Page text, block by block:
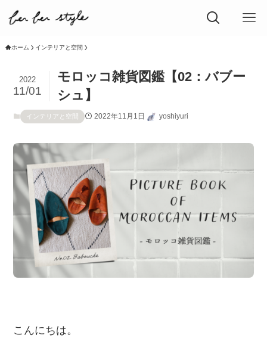
ホーム インテリアと空間
モロッコ雑貨図鑑【02：バブー
シュ】
2022
11/01
インテリアと空間 2022年11月1日 yoshiyuri
こんにちは。